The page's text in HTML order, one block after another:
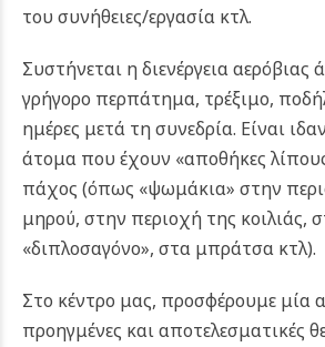
του συνήθειες/εργασία κτλ.
Συστήνεται η διενέργεια αερόβιας
γρήγορο περπάτημα, τρέξιμο,
ημέρες μετά τη συνεδρία. Είναι
άτομα που έχουν «αποθήκες
πάχος (όπως «ψωμάκια» στην
μηρού, στην περιοχή της κοιλιάς,
«διπλοσαγόνο», στα μπράτσα κτλ).
Στο κέντρο μας, προσφέρουμε μία
προηγμένες και αποτελεσματικές